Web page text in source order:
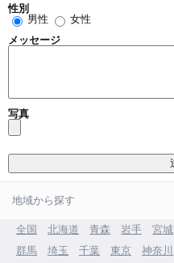
性別
男性
女性
メッセージ
写真
地域から探す
全国 北海道 青森 岩手 宮城
群馬
埼玉 千葉 東京 神奈川